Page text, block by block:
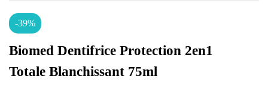
-39%
Biomed Dentifrice Protection 2en1
Totale Blanchissant 75ml